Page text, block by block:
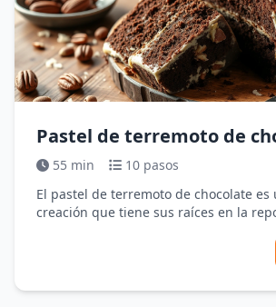
Pastel de terremoto de
55 min
10 pasos
El pastel de terremoto de chocolate es
creación que tiene sus raíces en la